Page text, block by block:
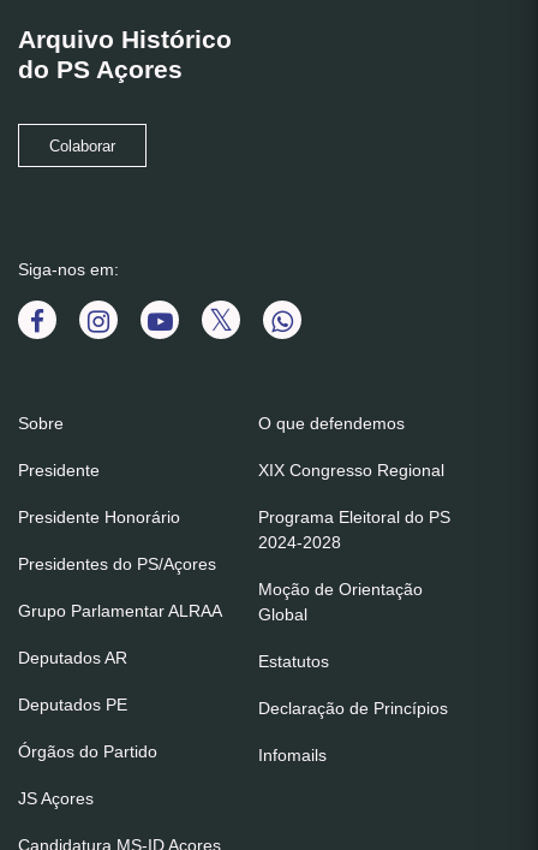
Arquivo Histórico
do PS Açores
Colaborar
Siga-nos em:
Sobre
Presidente
Presidente Honorário
Presidentes do PS/Açores
Grupo Parlamentar ALRAA
Deputados AR
Deputados PE
Órgãos do Partido
JS Açores
Candidatura MS-ID Açores
O que defendemos
XIX Congresso Regional
Programa Eleitoral do PS
2024-2028
Moção de Orientação
Global
Estatutos
Declaração de Princípios
Infomails